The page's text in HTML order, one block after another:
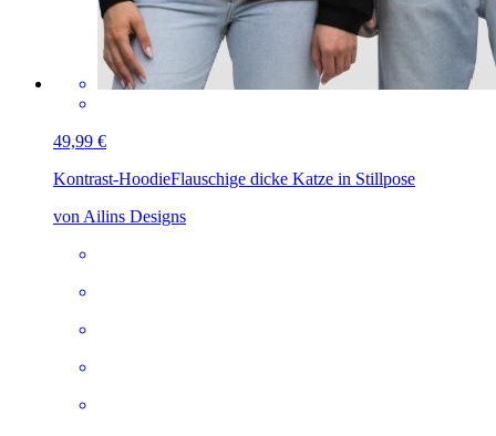
49,99 €
Kontrast-HoodieFlauschige dicke Katze in Stillpose
von Ailins Designs